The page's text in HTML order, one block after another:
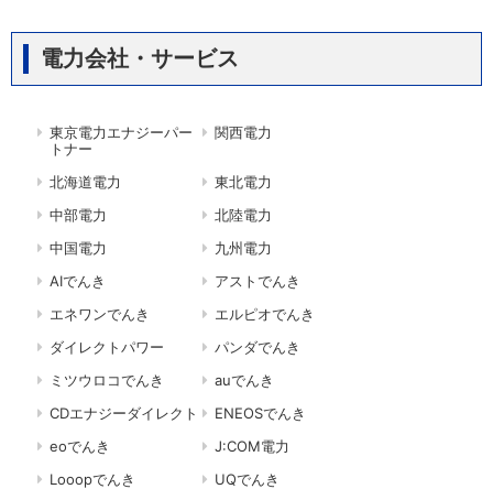
電力会社・サービス
東京電力エナジーパー
トナー
関西電力
北海道電力
東北電力
中部電力
北陸電力
中国電力
九州電力
AIでんき
アストでんき
エネワンでんき
エルピオでんき
ダイレクトパワー
パンダでんき
ミツウロコでんき
auでんき
CDエナジーダイレクト
ENEOSでんき
eoでんき
J:COM電力
Looopでんき
UQでんき